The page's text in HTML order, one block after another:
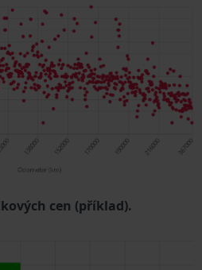
cen (příklad).